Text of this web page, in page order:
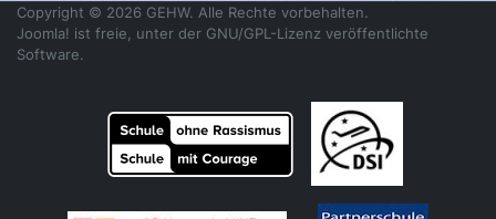
Copyright © 2026 GEHW. Alle Rechte vorbehalten.
Joomla! ist freie, unter der GNU/GPL-Lizenz veröffentlichte
Software.